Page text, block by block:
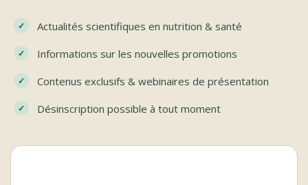
Actualités scientifiques en nutrition & santé
Informations sur les nouvelles promotions
Contenus exclusifs & webinaires de présentation
Désinscription possible à tout moment